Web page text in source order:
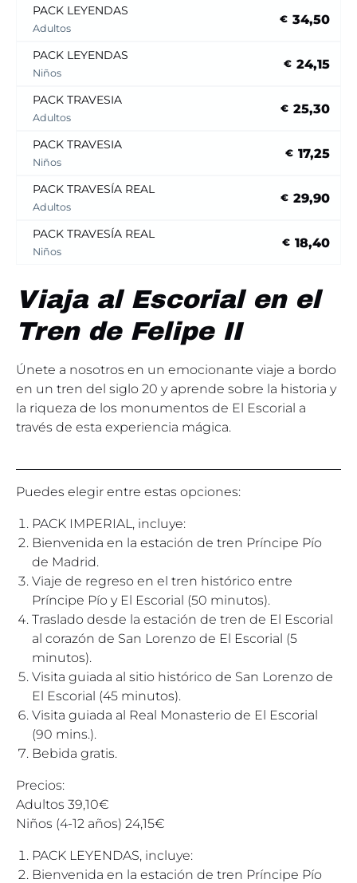
PACK LEYENDAS
Adultos
€ 34,50
PACK LEYENDAS
Niños
€ 24,15
PACK TRAVESIA
Adultos
€ 25,30
PACK TRAVESIA
Niños
€ 17,25
PACK TRAVESÍA REAL
Adultos
€ 29,90
PACK TRAVESÍA REAL
Niños
€ 18,40
Viaja al Escorial en el
Tren de Felipe II
Únete a nosotros en un emocionante viaje a bordo
en un tren del siglo 20 y aprende sobre la historia y
la riqueza de los monumentos de El Escorial a
través de esta experiencia mágica.
Puedes elegir entre estas opciones:
PACK IMPERIAL, incluye:
Bienvenida en la estación de tren Príncipe Pío
de Madrid.
Viaje de regreso en el tren histórico entre
Príncipe Pío y El Escorial (50 minutos).
Traslado desde la estación de tren de El Escorial
al corazón de San Lorenzo de El Escorial (5
minutos).
Visita guiada al sitio histórico de San Lorenzo de
El Escorial (45 minutos).
Visita guiada al Real Monasterio de El Escorial
(90 mins.).
Bebida gratis.
Precios:
Adultos 39,10€
Niños (4-12 años) 24,15€
PACK LEYENDAS, incluye:
Bienvenida en la estación de tren Príncipe Pío